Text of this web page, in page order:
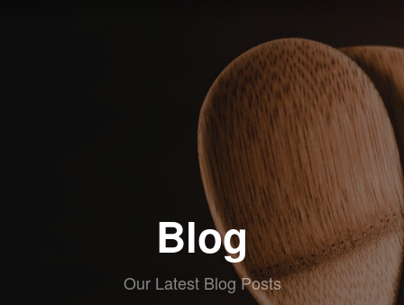
Back
RECIPeatS
RECETAS
ESCRITAS
VIDEO
RECETAS
Blog
Our Latest Blog Posts